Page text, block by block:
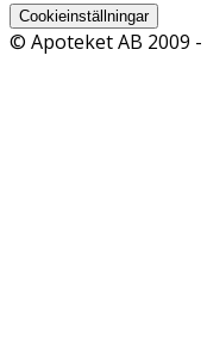
Cookieinställningar
© Apoteket AB 2009 -